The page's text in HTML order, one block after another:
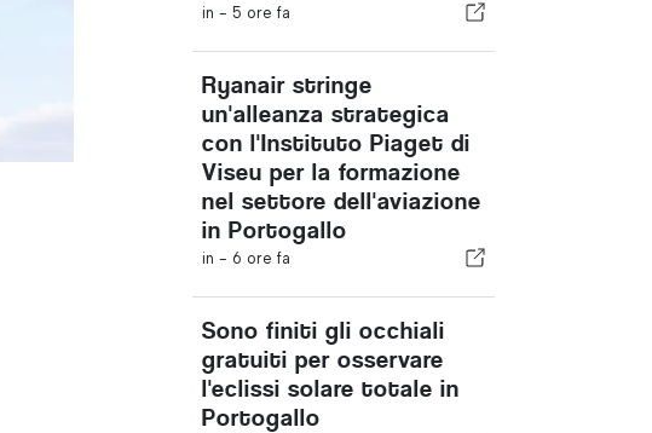
in - 5 ore fa
Ryanair stringe
un'alleanza strategica
con l'Instituto Piaget di
Viseu per la formazione
nel settore dell'aviazione
in Portogallo
in - 6 ore fa
Sono finiti gli occhiali
gratuiti per osservare
l'eclissi solare totale in
Portogallo